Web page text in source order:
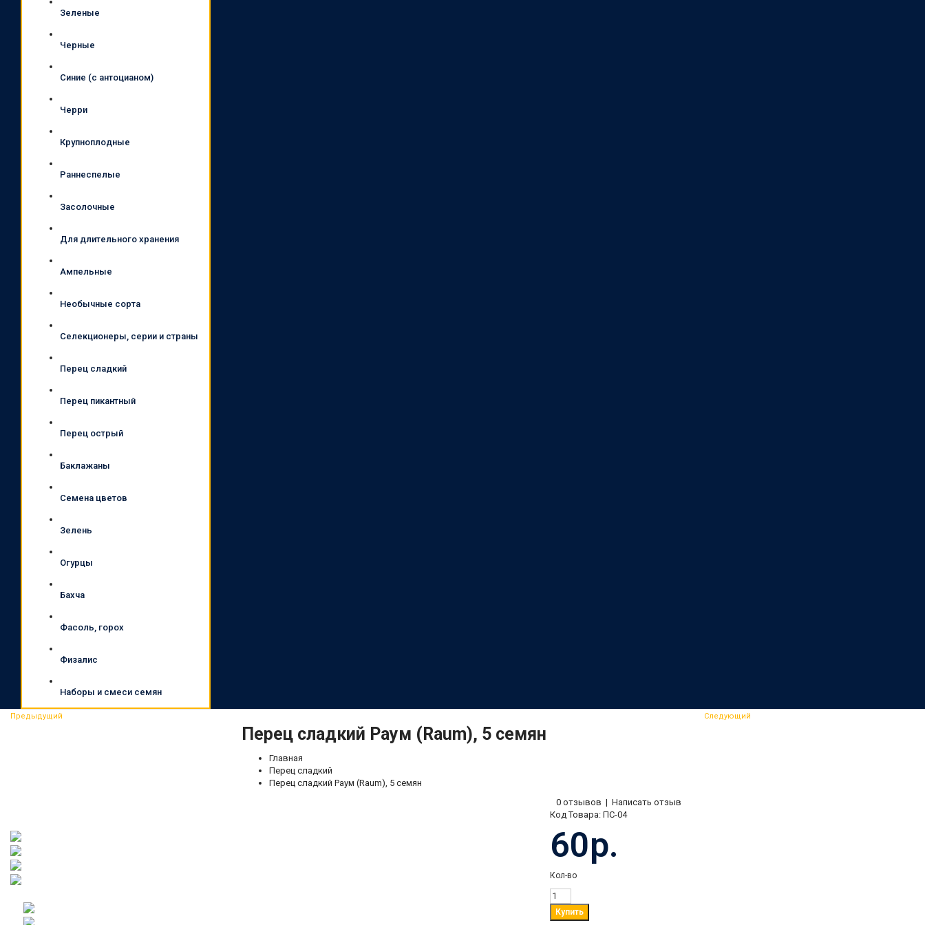
Зеленые
Черные
Синие (с антоцианом)
Черри
Крупноплодные
Раннеспелые
Засолочные
Для длительного хранения
Ампельные
Необычные сорта
Селекционеры, серии и страны
Перец сладкий
Перец пикантный
Перец острый
Баклажаны
Семена цветов
Зелень
Огурцы
Бахча
Фасоль, горох
Физалис
Наборы и смеси семян
Предыдущий
Перец сладкий Раум (Raum), 5 семян
Главная
Перец сладкий
Перец сладкий Раум (Raum), 5 семян
Следующий
0 отзывов | Написать отзыв
Код Товара: ПС-04
60р.
Кол-во